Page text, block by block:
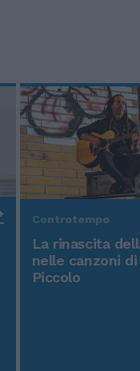
Controtempo
La rinascita
nelle canzoni di
Piccolo